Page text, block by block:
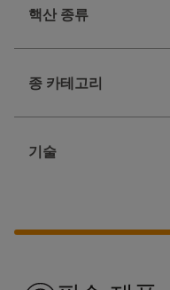
핵산 종류
종 카테고리
기술